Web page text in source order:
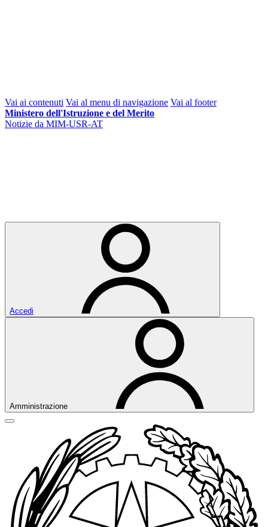
Vai ai contenuti Vai al menu di navigazione Vai al footer
Ministero dell'Istruzione e del Merito
Notizie da MIM-USR-AT
Accedi
Amministrazione